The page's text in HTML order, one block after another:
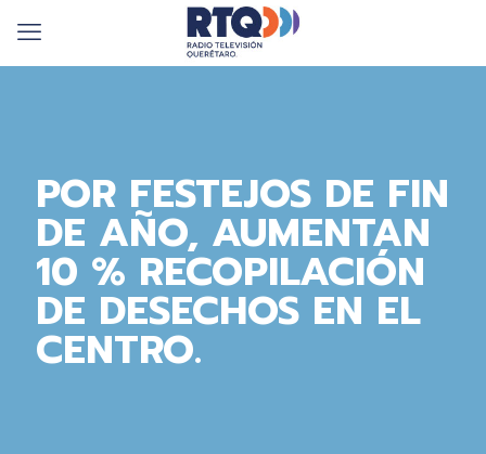
POR FESTEJOS DE FIN
DE AÑO, AUMENTAN
10 % RECOPILACIÓN
DE DESECHOS EN EL
CENTRO.